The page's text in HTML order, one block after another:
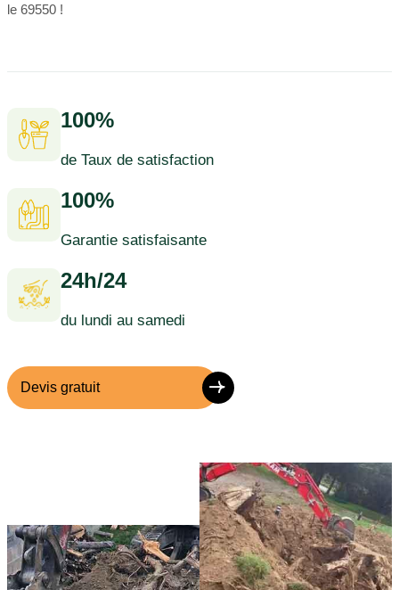
le 69550 !
100%
de Taux de satisfaction
100%
Garantie satisfaisante
24h/24
du lundi au samedi
Devis gratuit